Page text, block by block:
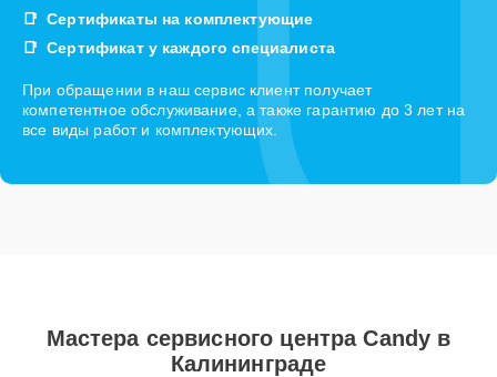
Сертификаты на комплектующие
Сертификат у каждого специалиста
При обращении в наш сервис клиент получает
компетентное обслуживание, а также гарантию до 3 лет на
все виды работ и комплектующих.
Мастера сервисного центра Candy в
Калининграде